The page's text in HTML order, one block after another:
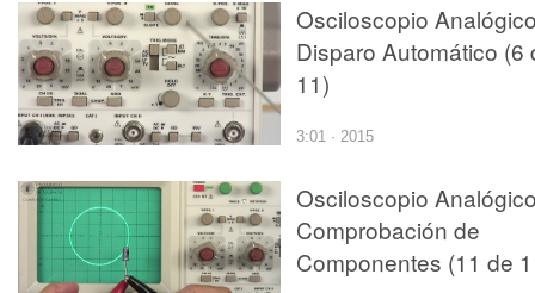
Osciloscopio
Disparo Automático (6
11)
3:01 · 2015
Osciloscopio
Comprobación de
Componentes (11 de